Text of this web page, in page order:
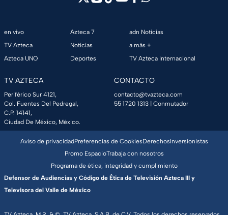
en vivo
TV Azteca
Azteca UNO
Azteca 7
Noticias
Deportes
adn Noticias
a más +
TV Azteca Internacional
TV AZTECA
Periférico Sur 4121,
Col. Fuentes Del Pedregal,
C.P. 14141,
Ciudad De México, México.
CONTACTO
contacto@tvazteca.com
55 1720 1313 | Conmutador
Aviso de privacidadPreferencias de CookiesDerechosInversionistas
Promo EspacioTrabaja con nosotros
Programa de ética, integridad y cumplimiento
Defensor de Audiencias y Código de Ética de Televisión Azteca III y
Televisora del Valle de México